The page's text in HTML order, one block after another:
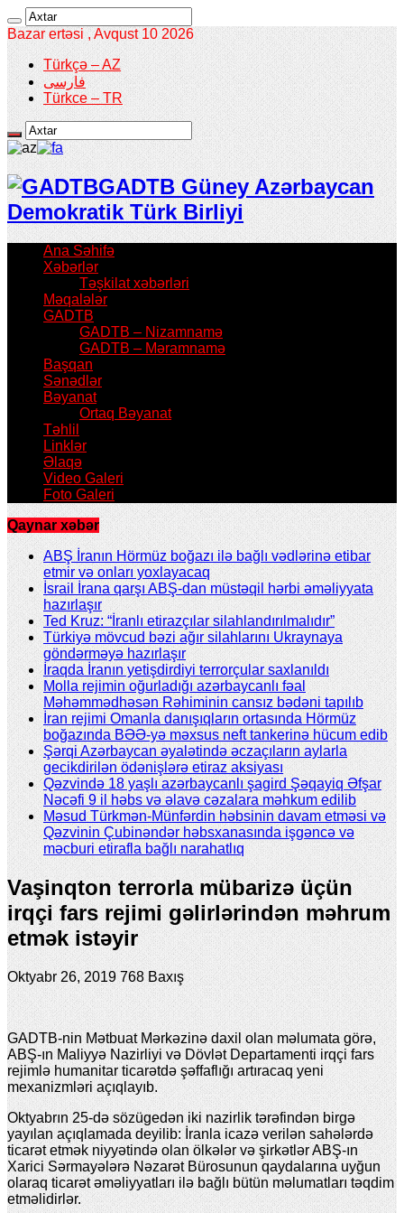
Bazar ertəsi , Avqust 10 2026
Türkçə – AZ
فارسی
Türkce – TR
GADTB Güney Azərbaycan
Demokratik Türk Birliyi
Ana Səhifə
Xəbərlər
Təşkilat xəbərləri
Məqalələr
GADTB
GADTB – Nizamnamə
GADTB – Məramnamə
Başqan
Sənədlər
Bəyanat
Ortaq Bəyanat
Təhlil
Linklər
Əlaqə
Video Galeri
Foto Galeri
Qaynar xəbər
ABŞ İranın Hörmüz boğazı ilə bağlı vədlərinə etibar
etmir və onları yoxlayacaq
İsrail İrana qarşı ABŞ-dan müstəqil hərbi əməliyyata
hazırlaşır
Ted Kruz: “İranlı etirazçılar silahlandırılmalıdır”
Türkiyə mövcud bəzi ağır silahlarını Ukraynaya
göndərməyə hazırlaşır
İraqda İranın yetişdirdiyi terrorçular saxlanıldı
Molla rejimin oğurladığı azərbaycanlı fəal
Məhəmmədhəsən Rəhiminin cansız bədəni tapılıb
İran rejimi Omanla danışıqların ortasında Hörmüz
boğazında BƏƏ-yə məxsus neft tankerinə hücum edib
Şərqi Azərbaycan əyalətində əczaçıların aylarla
gecikdirilən ödənişlərə etiraz aksiyası
Qəzvində 18 yaşlı azərbaycanlı şagird Şəqayiq Əfşar
Nəcəfi 9 il həbs və əlavə cəzalara məhkum edilib
Məsud Türkmən-Münfərdin həbsinin davam etməsi və
Qəzvinin Çubinəndər həbsxanasında işgəncə və
məcburi etirafla bağlı narahatlıq
Vaşinqton terrorla mübarizə üçün
irqçi fars rejimi gəlirlərindən məhrum
etmək istəyir
Oktyabr 26, 2019 768 Baxış
GADTB-nin Mətbuat Mərkəzinə daxil olan məlumata görə,
ABŞ-ın Maliyyə Nazirliyi və Dövlət Departamenti irqçi fars
rejimlə humanitar ticarətdə şəffaflığı artıracaq yeni
mexanizmləri açıqlayıb.
Oktyabrın 25-də sözügedən iki nazirlik tərəfindən birgə
yayılan açıqlamada deyilib: İranla icazə verilən sahələrdə
ticarət etmək niyyətində olan ölkələr və şirkətlər ABŞ-ın
Xarici Sərmayələrə Nəzarət Bürosunun qaydalarına uyğun
olaraq ticarət əməliyyatları ilə bağlı bütün məlumatları təqdim
etməlidirlər.